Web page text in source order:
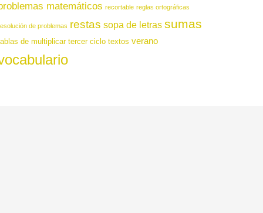
matemáticos recortable reglas ortográficas
de problemas restas sopa de letras sumas
de multiplicar tercer ciclo textos verano